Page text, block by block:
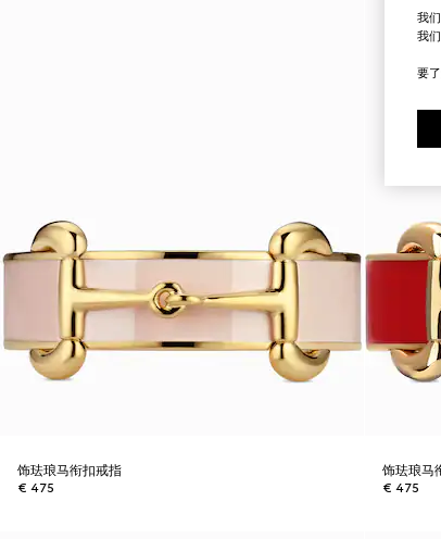
饰珐琅马衔扣戒指
€ 475
饰珐琅马
€ 475
我
我
要